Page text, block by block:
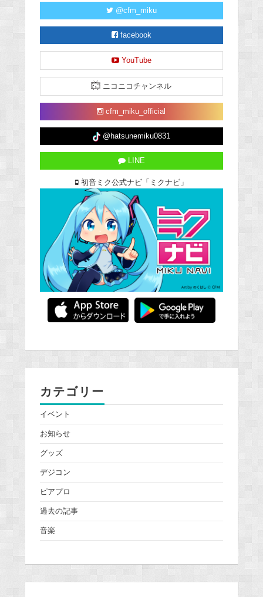
@cfm_miku
facebook
YouTube
ニコニコチャンネル
cfm_miku_official
@hatsunemiku0831
LINE
初音ミク公式ナビ「ミクナビ」
カテゴリー
イベント
お知らせ
グッズ
デジコン
ピアプロ
過去の記事
音楽